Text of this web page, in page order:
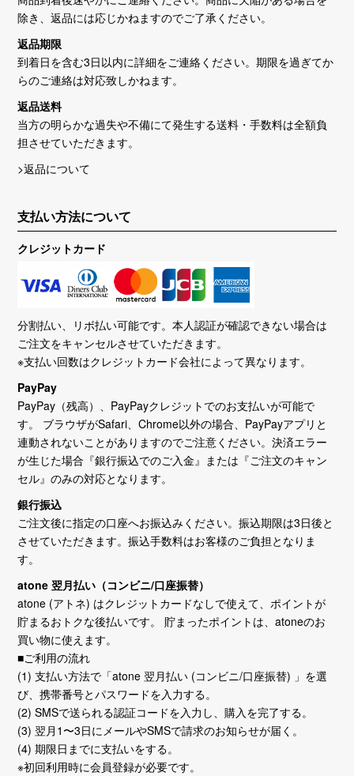
除き、返品には応じかねますのでご了承ください。
返品期限
到着日を含む3日以内に詳細をご連絡ください。期限を過ぎてか
らのご連絡は対応致しかねます。
返品送料
当方の明らかな過失や不備にて発生する送料・手数料は全額負
担させていただきます。
>返品について
支払い方法について
クレジットカード
分割払い、リボ払い可能です。本人認証が確認できない場合は
ご注文をキャンセルさせていただきます。
※支払い回数はクレジットカード会社によって異なります。
PayPay
PayPay（残高）、PayPayクレジットでのお支払いが可能で
す。 ブラウザがSafari、Chrome以外の場合、PayPayアプリと
連動されないことがありますのでご注意ください。決済エラー
が生じた場合『銀行振込でのご入金』または『ご注文のキャン
セル』のみの対応となります。
銀行振込
ご注文後に指定の口座へお振込みください。振込期限は3日後と
させていただきます。振込手数料はお客様のご負担となりま
す。
atone 翌月払い（コンビニ/口座振替）
atone (アトネ) はクレジットカードなしで使えて、ポイントが
貯まるおトクな後払いです。 貯まったポイントは、atoneのお
買い物に使えます。
■ご利用の流れ
(1) 支払い方法で「atone 翌月払い (コンビニ/口座振替) 」を選
び、携帯番号とパスワードを入力する。
(2) SMSで送られる認証コードを入力し、購入を完了する。
(3) 翌月1〜3日にメールやSMSで請求のお知らせが届く。
(4) 期限日までに支払いをする。
※初回利用時に会員登録が必要です。